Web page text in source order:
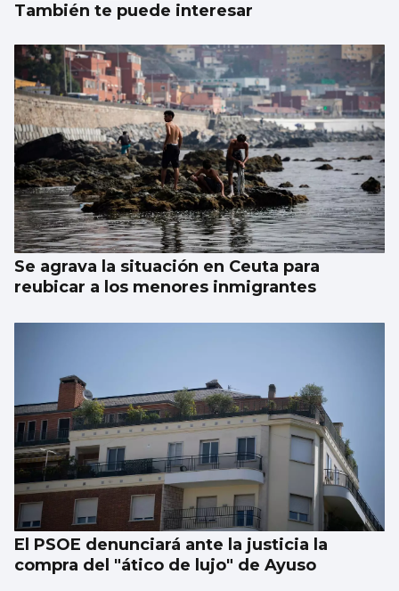
También te puede interesar
Se agrava la situación en Ceuta para
reubicar a los menores inmigrantes
El PSOE denunciará ante la justicia la
compra del "ático de lujo" de Ayuso